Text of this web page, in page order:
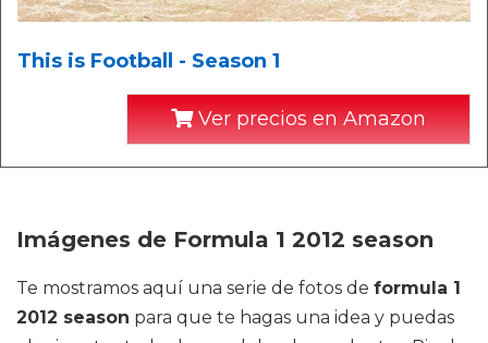
This is Football - Season 1
Ver precios en Amazon
Imágenes de Formula 1 2012 season
Te mostramos aquí una serie de fotos de formula 1
2012 season para que te hagas una idea y puedas